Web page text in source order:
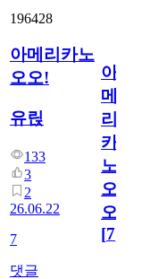
196428
아메리카노
오오!
유릱
133
3
2
26.06.22
7
댓글
아
메
리
카
노
오
오!
[7]